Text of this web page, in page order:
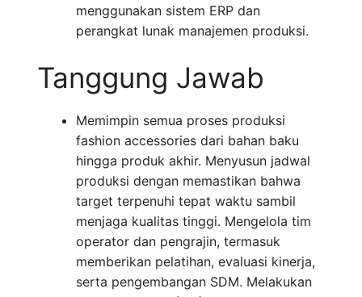
menggunakan sistem ERP dan
perangkat lunak manajemen produksi.
Tanggung Jawab
Memimpin semua proses produksi
fashion accessories dari bahan baku
hingga produk akhir. Menyusun jadwal
produksi dengan memastikan bahwa
target terpenuhi tepat waktu sambil
menjaga kualitas tinggi. Mengelola tim
operator dan pengrajin, termasuk
memberikan pelatihan, evaluasi kinerja,
serta pengembangan SDM. Melakukan